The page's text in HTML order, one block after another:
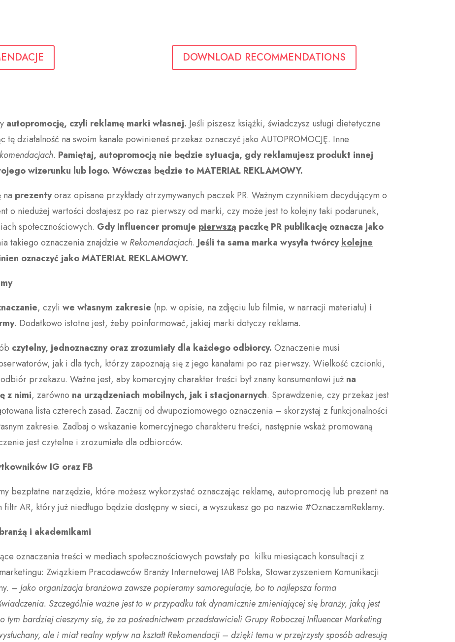
DOWNLOAD RECOMMENDATIONS
autopromocję, czyli reklamę marki własnej. Jeśli piszesz książki, świadczysz usługi dietetyczne
działalność na swoim kanale powinieneś przekaz oznaczyć jako AUTOPROMOCJĘ. Inne
. Pamiętaj, autopromocją nie będzie sytuacja, gdy reklamujesz produkt innej
wizerunku lub logo. Wówczas będzie to MATERIAŁ REKLAMOWY.
na prezentyoraz opisane przykłady otrzymywanych paczek PR. Ważnym czynnikiem decydującym o
o niedużej wartości dostajesz po raz pierwszy od marki, czy może jest to kolejny taki podarunek,
społecznościowych. Gdy influencer promuje pierwszą paczkę PR publikację oznacza jako
takiego oznaczenia znajdzie w Rekomendacjach. Jeśli ta sama marka wysyła twórcy kolejne
oznaczyć jako MATERIAŁ REKLAMOWY.
, czyli we własnym zakresie (np. w opisie, na zdjęciu lub filmie, w narracji materiału) i
. Dodatkowo istotne jest, żeby poinformować, jakiej marki dotyczy reklama.
czytelny, jednoznaczny oraz zrozumiały dla każdego odbiorcy. Oznaczenie musi
jak i dla tych, którzy zapoznają się z jego kanałami po raz pierwszy. Wielkość czcionki,
przekazu. Ważne jest, aby komercyjny charakter treści był znany konsumentowi już na
z nimi, zarówno na urządzeniach mobilnych, jak i stacjonarnych. Sprawdzenie, czy przekaz jest
lista czterech zasad. Zacznij od dwupoziomowego oznaczenia – skorzystaj z funkcjonalności
zakresie. Zadbaj o wskazanie komercyjnego charakteru treści, następnie wskaż promowaną
jest czytelne i zrozumiałe dla odbiorców.
IG oraz FB
bezpłatne narzędzie, które możesz wykorzystać oznaczając reklamę, autopromocję lub prezent na
filtr AR, który już niedługo będzie dostępny w sieci, a wyszukasz go po nazwie #OznaczamReklamy.
i akademikami
oznaczania treści w mediach społecznościowych powstały po kilku miesiącach konsultacji z
Związkiem Pracodawców Branży Internetowej IAB Polska, Stowarzyszeniem Komunikacji
– Jako organizacja branżowa zawsze popieramy samoregulacje, bo to najlepsza forma
Szczególnie ważne jest to w przypadku tak dynamicznie zmieniającej się branży, jaką jest
tym bardziej cieszymy się, że za pośrednictwem przedstawicieli Grupy Roboczej Influencer Marketing
ale i miał realny wpływ na kształt Rekomendacji – dzięki temu w przejrzysty sposób adresują